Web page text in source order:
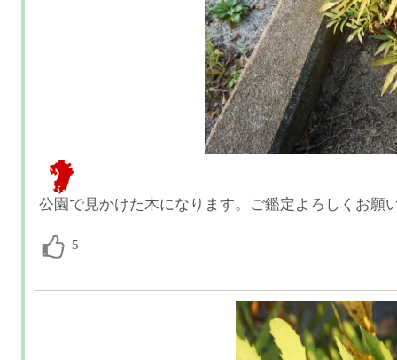
公園で見かけた木になります。ご鑑定よろしくお願